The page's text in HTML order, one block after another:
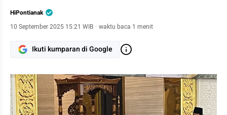
HiPontianak
10 September 2025 15:21 WIB · waktu baca 1 menit
Ikuti kumparan di Google